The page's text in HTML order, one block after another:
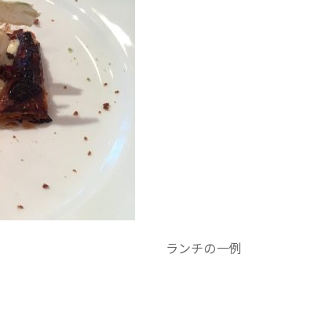
ランチの一例